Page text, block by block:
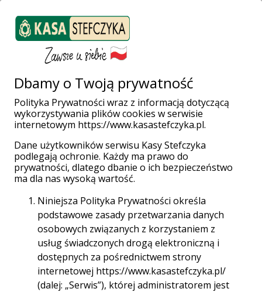
Weź pożyczkę
Załóż konto
Strona główna Polityka prywatności
Polityka Prywatności wraz z
informacją dotyczącą
wykorzystywania plików cookies w
https://www.kasastefczyka.pl.
Dane użytkowników serwisu Kasy Stefczyka podlegają
ochronie. Każdy ma prawo do prywatności, dlatego
dbanie o ich bezpieczeństwo ma dla nas wysoką
wartość.
Dbamy o Twoją prywatność
Polityka Prywatności wraz z informacją dotyczącą
wykorzystywania plików cookies w serwisie
internetowym https://www.kasastefczyka.pl.
Dane użytkowników serwisu Kasy Stefczyka
podlegają ochronie. Każdy ma prawo do
prywatności, dlatego dbanie o ich bezpieczeństwo
ma dla nas wysoką wartość.
Niniejsza Polityka Prywatności określa
podstawowe zasady przetwarzania danych
osobowych związanych z korzystaniem z
usług świadczonych drogą elektroniczną i
dostępnych za pośrednictwem strony
internetowej https://www.kasastefczyka.pl/
(dalej: „Serwis”), której administratorem jest